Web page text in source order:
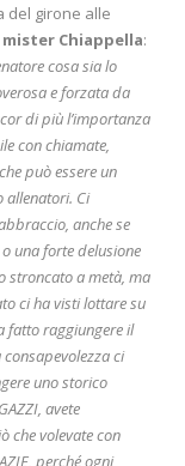
del girone alle
Chiappella:
cosa sia lo
e forzata da
di più l’importanza
con chiamate,
può essere un
allenatori. Ci
anche se
una forte delusione
stroncato a metà, ma
ci ha visti lottare su
fatto raggiungere il
ci
uno storico
avete
che volevate con
perché ogni